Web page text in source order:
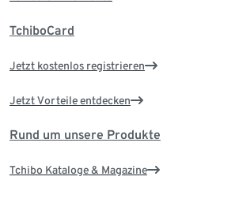
TchiboCard
Jetzt kostenlos registrieren
Jetzt Vorteile entdecken
Rund um unsere Produkte
Tchibo Kataloge & Magazine